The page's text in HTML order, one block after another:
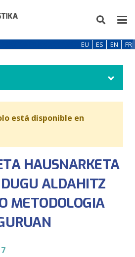
EU ES EN FR
está disponible en
HAUSNARKETA
ALDAHITZ
METODOLOGIA